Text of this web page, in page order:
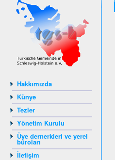
Hakkımızda
Künye
Tezler
Yönetim Kurulu
Üye dernerkleri ve yerel
büroları
İletişim